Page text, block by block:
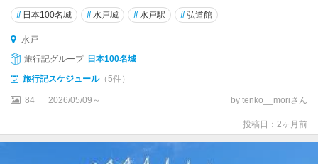
古
河
# 日本100名城 #水戸城 #水戸駅 #弘道館
水戸
旅行記グループ 日本100名城
旅行記スケジュール（5件）
84 2026/05/09～ by tenko__moriさん
投稿日：2ヶ月前